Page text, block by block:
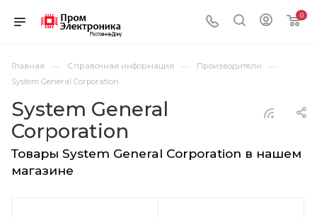
0
Главная — Справочная информация — Производители —
System General Corporation
System General
Corporation
Товары System General Corporation в нашем
магазине